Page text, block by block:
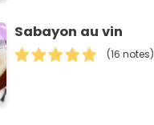
Sabayon au vin
(16 notes)